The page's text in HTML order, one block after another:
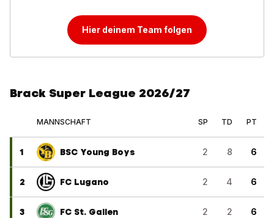
Hier deinem Team folgen
Brack Super League 2026/27
MANNSCHAFT SP TD PT
1 BSC Young Boys 2 8 6
2 FC Lugano 2 4 6
3 FC St. Gallen 2 2 6